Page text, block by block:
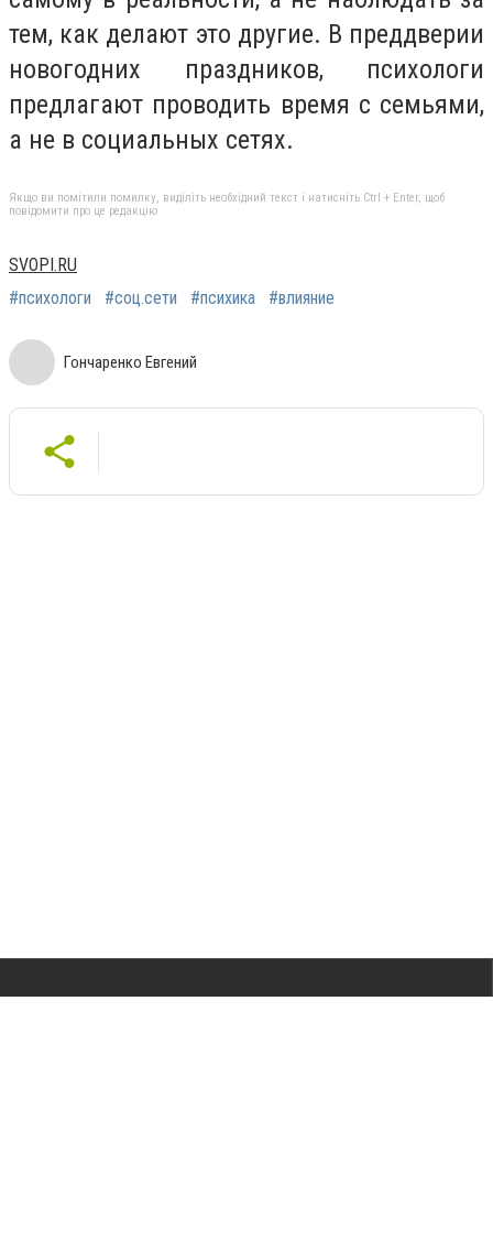
тем, как делают это другие. В преддверии
новогодних праздников, психологи
предлагают проводить время с семьями,
а не в социальных сетях.
Якщо ви помітили помилку, виділіть необхідний текст і натисніть Ctrl + Enter, щоб
повідомити про це редакцію
SVOPI.RU
#психологи
#соц.сети #психика #влияние
Гончаренко Евгений